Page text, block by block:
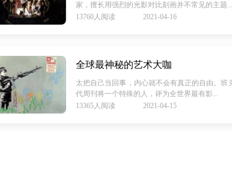
家，擅长用强烈的光影对比刻画并不常见的主题...
13760人阅读
2021-04-16
全球最神秘的艺术大咖
太把自己当回事，内心就不会有真正的自由。班
代周刊将一个特殊的人，评为全世界最有影...
13365人阅读
2021-04-15